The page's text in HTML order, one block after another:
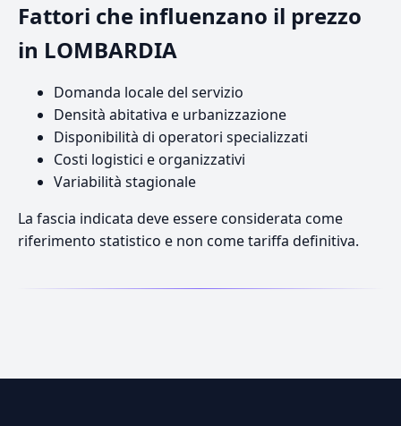
Fattori che influenzano il prezzo
in LOMBARDIA
Domanda locale del servizio
Densità abitativa e urbanizzazione
Disponibilità di operatori specializzati
Costi logistici e organizzativi
Variabilità stagionale
La fascia indicata deve essere considerata come
riferimento statistico e non come tariffa definitiva.